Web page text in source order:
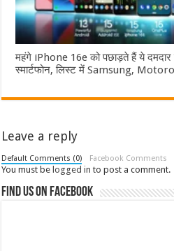
महंगे iPhone 16e को पछाड़ते हैं ये
स्मार्टफोन, लिस्ट में Samsung,
Leave a reply
Default Comments (0) Facebook Comments
You must be logged in to post a comment.
Find us on Facebook